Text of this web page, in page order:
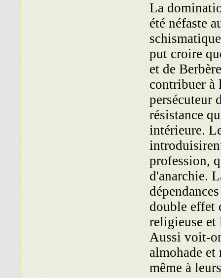
La
été néfaste
put croire
et de
contribuer à
persécuteur
résistance
intérieure.
profession,
d'anarchie.
double effet
religieuse et
Aussi voit-
almohade
même à